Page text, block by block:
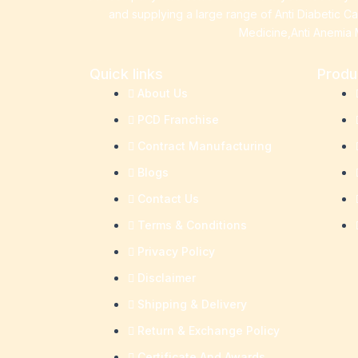
and supplying a large range of Anti Diabetic
Medicine,Anti
Quick links
About Us
PCD Franchise
Contract Manufacturing
Blogs
Contact Us
Terms & Conditions
Privacy Policy
Disclaimer
Shipping & Delivery
Return & Exchange Policy